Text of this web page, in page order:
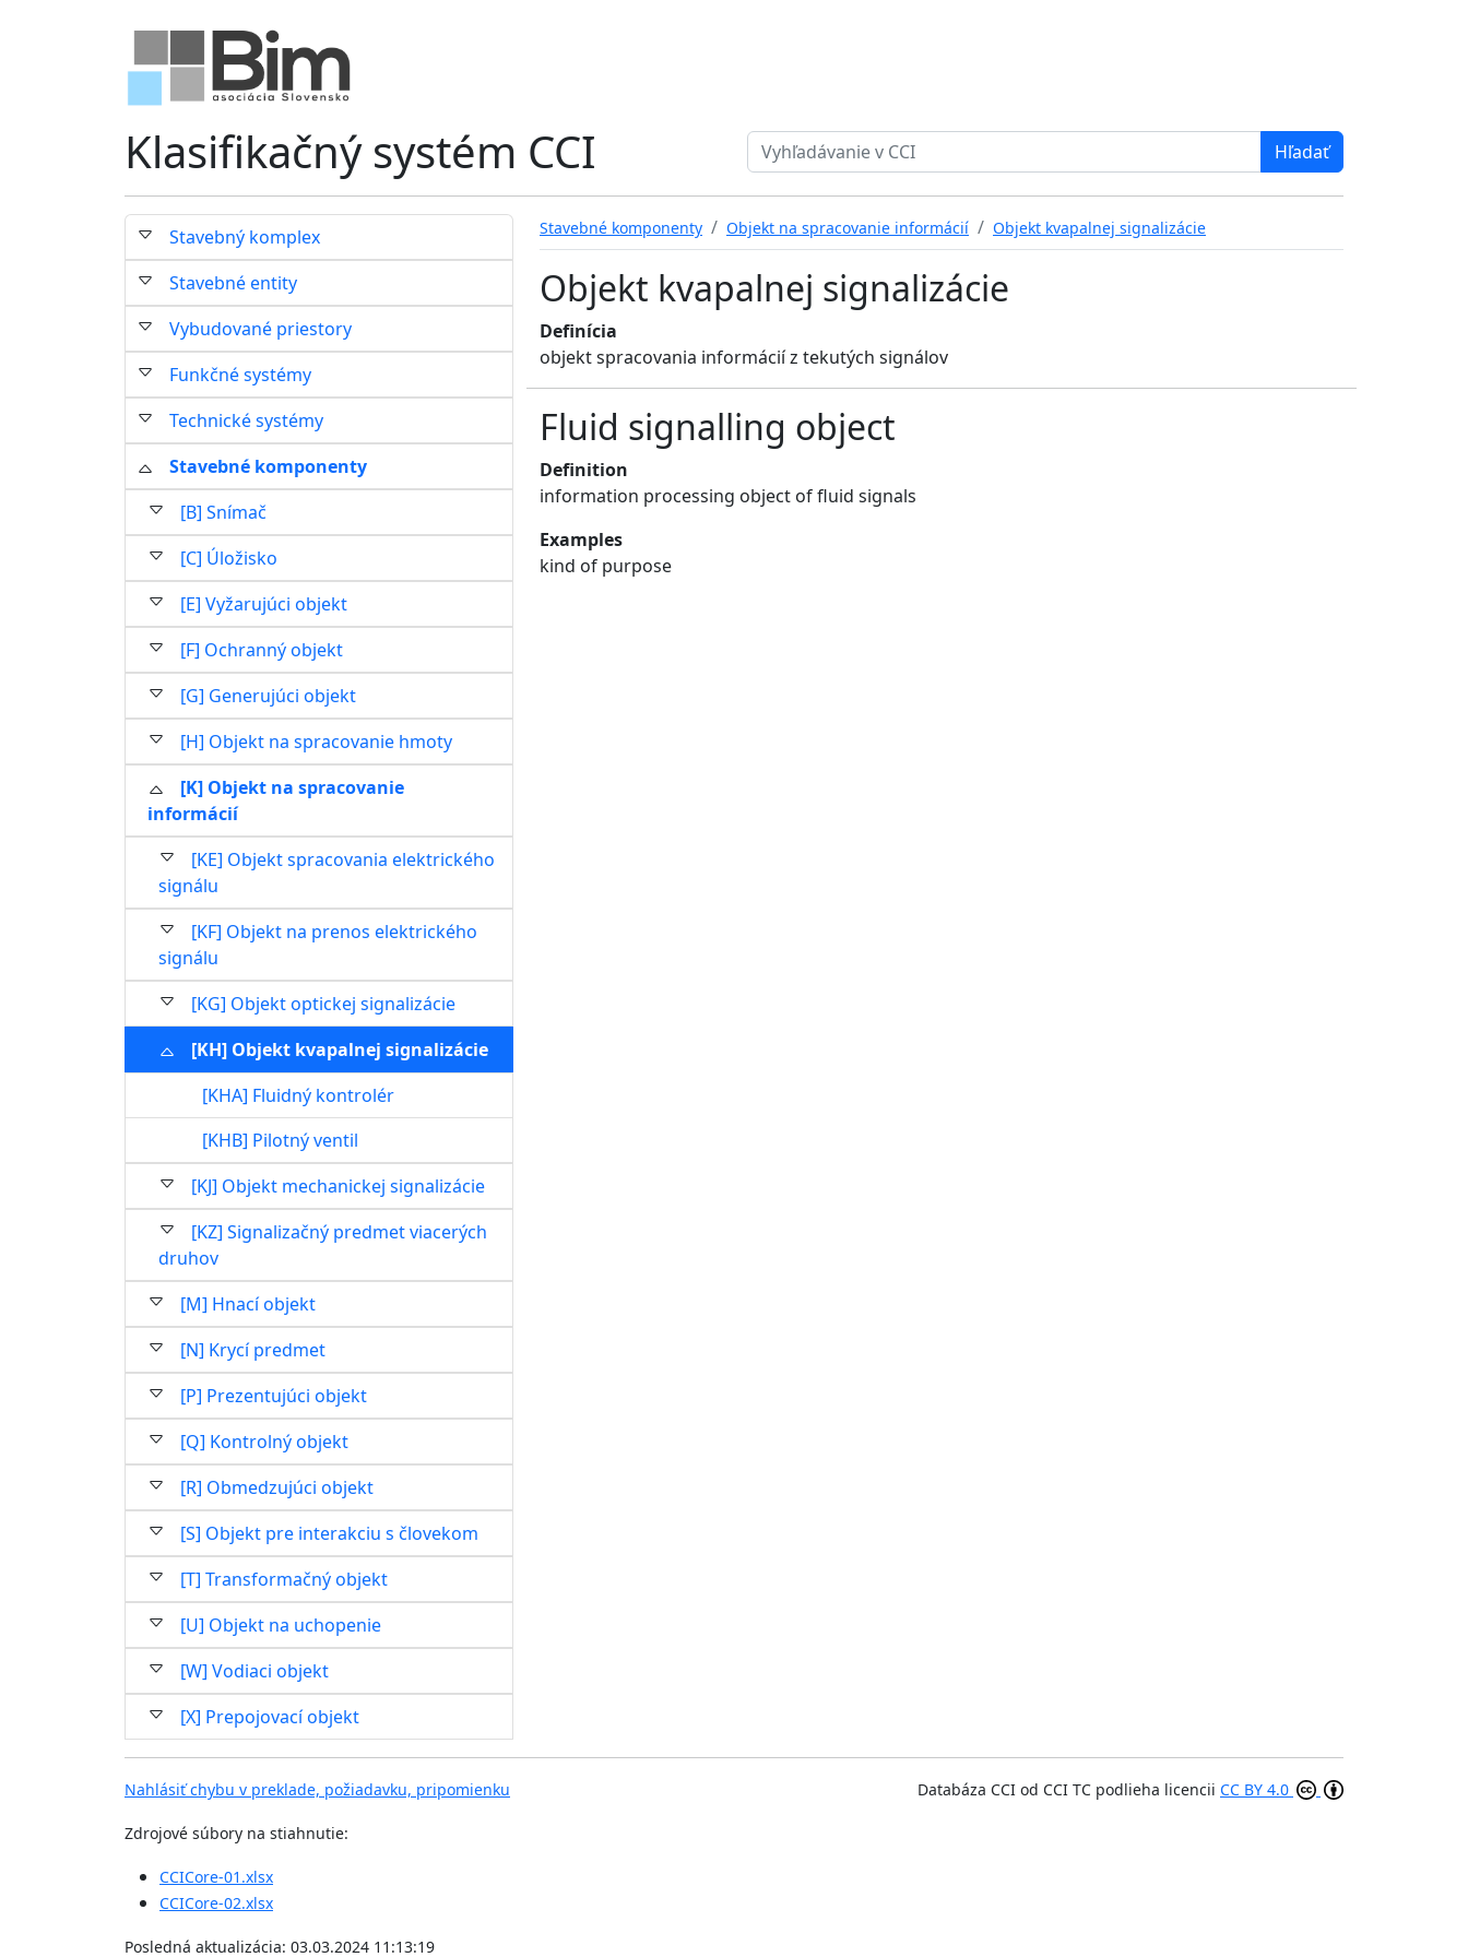
Klasifikačný systém CCI Search term
Stavebný komplex
Stavebné entity
Vybudované priestory
Funkčné systémy
Technické systémy
Stavebné komponenty
[B] Snímač
[C] Úložisko
[E] Vyžarujúci objekt
[F] Ochranný objekt
[G] Generujúci objekt
[H] Objekt na spracovanie hmoty
[K] Objekt na spracovanie
informácií
[KE] Objekt spracovania elektrického
signálu
[KF] Objekt na prenos elektrického
signálu
[KG] Objekt optickej signalizácie
[KH] Objekt kvapalnej signalizácie
[KHA] Fluidný kontrolér
[KHB] Pilotný ventil
[KJ] Objekt mechanickej signalizácie
[KZ] Signalizačný predmet viacerých
druhov
[M] Hnací objekt
[N] Krycí predmet
[P] Prezentujúci objekt
[Q] Kontrolný objekt
[R] Obmedzujúci objekt
[S] Objekt pre interakciu s človekom
[T] Transformačný objekt
[U] Objekt na uchopenie
[W] Vodiaci objekt
[X] Prepojovací objekt
Stavebné komponenty Objekt na spracovanie informácií Objekt kvapalnej signalizácie
Objekt kvapalnej signalizácie
Definícia
objekt spracovania informácií z tekutých signálov
Fluid signalling object
Definition
information processing object of fluid signals
Examples
kind of purpose
Nahlásiť chybu v preklade, požiadavku, pripomienku
Zdrojové súbory na stiahnutie:
CCICore-01.xlsx
CCICore-02.xlsx
Posledná aktualizácia: 03.03.2024 11:13:19
Databáza CCI od CCI TC podlieha licencii CC BY 4.0